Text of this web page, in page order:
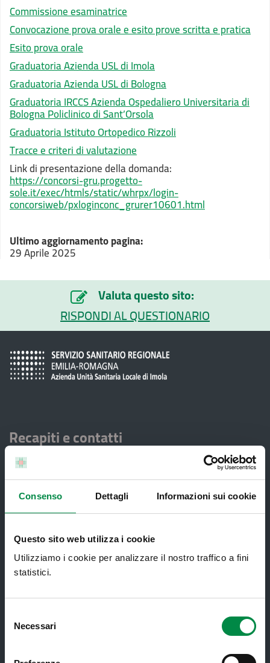
Consenso Dettagli Informazioni sui cookie
Questo sito web utilizza i cookie
Utilizziamo i cookie per analizzare il nostro traffico a fini
statistici.
delNecessari
Commissione esaminatrice
Convocazione prova orale e esito prove scritta e pratica
Esito prova orale
Graduatoria Azienda USL di Imola
Graduatoria Azienda USL di Bologna
Graduatoria IRCCS Azienda Ospedaliero Universitaria di
Bologna Policlinico di Sant’Orsola
Graduatoria Istituto Ortopedico Rizzoli
Tracce e criteri di valutazione
Link di presentazione della domanda:
https://concorsi-gru.progetto-
sole.it/exec/htmls/static/whrpx/login-
concorsiweb/pxloginconc_grurer10601.html
Ultimo aggiornamento pagina:
29 Aprile 2025
Valuta questo sito:
RISPONDI AL QUESTIONARIO
Recapiti e contatti
Azienda USL di Imola - Sede legale: Viale Amendola, 2
- 40026 Imola
T. +39 0542 604111 - F. +39 0542 604013 - CF
90000900374 - Partita IVA 00705271203
Servizi al cittadino
e CAU
Assistenza sanitaria all'estero -
Assistenza sanitaria transfrontaliera
Consultorio Familiare